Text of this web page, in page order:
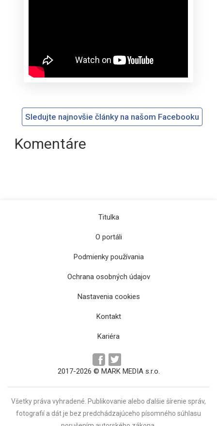
Sledujte najnovšie články na našom Facebooku
Komentáre
Titulka
O portáli
Podmienky používania
Ochrana osobných údajov
Nastavenia cookies
Kontakt
Kariéra
2017-2026 © MARK MEDIA s.r.o.
Všetky práva vyhradené. Publikovanie alebo ďalšie šírenie správ,
fotografií a dát je bez predchádzajúceho písomného súhlasu